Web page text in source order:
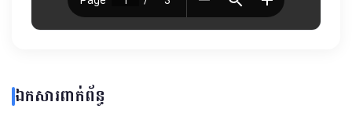
ឯកសារពាក់ព័ន្ធ